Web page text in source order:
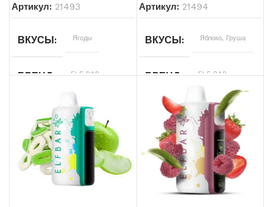
Артикул: 21493
ВКУСЫ Ягоды
БРЕНД ELF BAR
НИКОТИНА 5%
ЗАТЯЖЕК 30000
АКУМУЛЯТОР
Артикул: 21494
ВКУСЫ Яблоко, Груша
БРЕНД ELF BAR
НИКОТИНА 5%
ЗАТЯЖЕК 30000
АКУМУЛЯТОР
850
мАч